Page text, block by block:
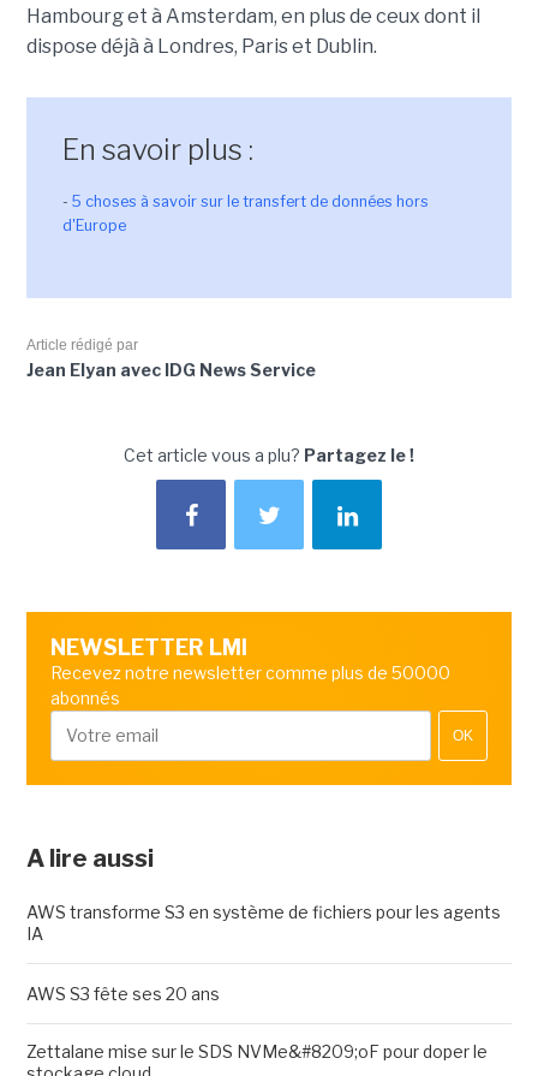
Hambourg et à Amsterdam, en plus de ceux dont il
dispose déjà à Londres, Paris et Dublin.
En savoir plus :
- 5 choses à savoir sur le transfert de données hors
d'Europe
Article rédigé par
Jean Elyan avec IDG News Service
Cet article vous a plu? Partagez le !
NEWSLETTER LMI
Recevez notre newsletter comme plus de 50000
abonnés
OK
A lire aussi
AWS transforme S3 en système de fichiers pour les agents
IA
AWS S3 fête ses 20 ans
Zettalane mise sur le SDS NVMe&#8209;oF pour doper le